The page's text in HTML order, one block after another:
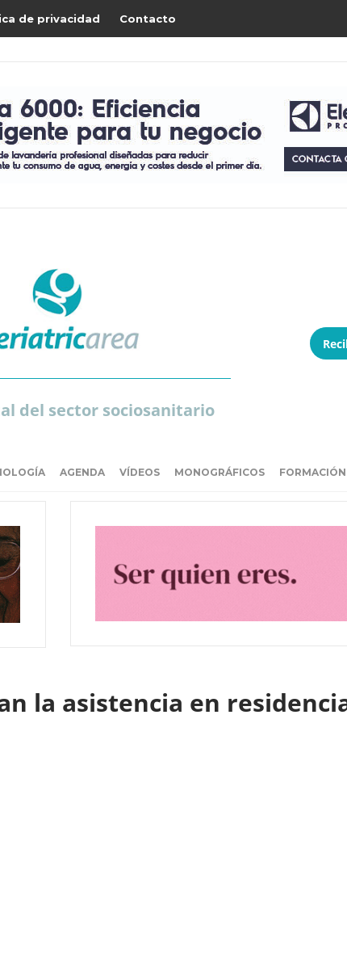
de privacidad Contacto
del sector sociosanitario
AGENDA VÍDEOS MONOGRÁFICOS FORMACIÓN
la asistencia en